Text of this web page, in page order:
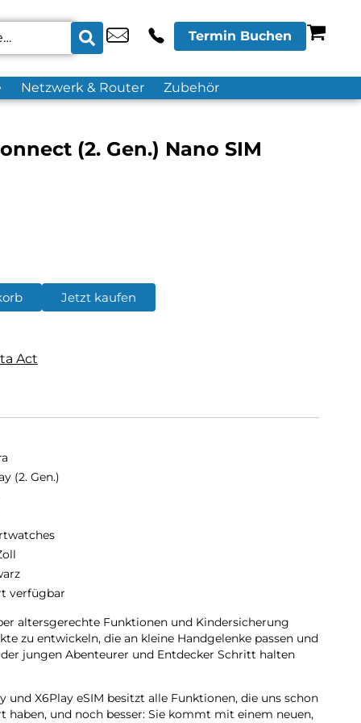
Termin Buchen
Netzwerk & Router Zubehör
(2. Gen.) Nano SIM
Jetzt kaufen
Act
(2. Gen.)
verfügbar
altersgerechte Funktionen und Kindersicherung
zu entwickeln, die an kleine Handgelenke passen und
jungen Abenteurer und Entdecker Schritt halten
und X6Play eSIM besitzt alle Funktionen, die uns schon
haben, und noch besser: Sie kommt mit einem neuen,